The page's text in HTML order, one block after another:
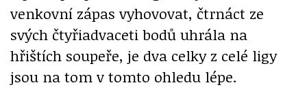
venkovní zápas vyhovovat, čtrnáct ze
svých čtyřiadvaceti bodů uhrála na
hřištích soupeře, je dva celky z celé ligy
jsou na tom v tomto ohledu lépe.